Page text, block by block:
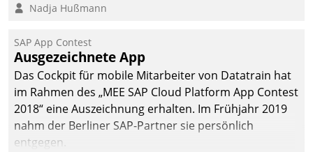
agile Projektmethoden.
Nadja Hußmann
SAP App Contest
Ausgezeichnete App
Das Cockpit für mobile Mitarbeiter von Datatrain hat
im Rahmen des „MEE SAP Cloud Platform App Contest
2018“ eine Auszeichnung erhalten. Im Frühjahr 2019
nahm der Berliner SAP-Partner sie persönlich
entgegen.